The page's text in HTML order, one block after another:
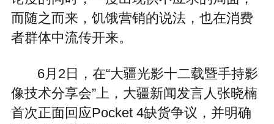
而随之而来，饥饿营销的说法，也在消费
者群体中流传开来。
6月2日，在“大疆光影十二载暨手持影
像技术分享会”上，大疆新闻发言人张晓楠
首次正面回应Pocket 4缺货争议，并明确